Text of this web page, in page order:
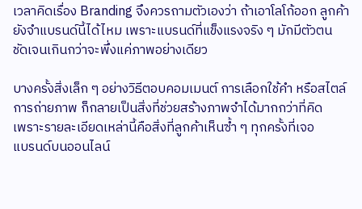
เวลาคิดเรื่อง Branding จึงควรถามตัวเองว่า ถ้าเอาโลโก้ออก ลูกค้า
ยังจำแบรนด์นี้ได้ไหม เพราะแบรนด์ที่แข็งแรงจริง ๆ มักมีตัวตน
ชัดเจนเกินกว่าจะพึ่งแค่ภาพอย่างเดียว
บางครั้งสิ่งเล็ก ๆ อย่างวิธีตอบคอมเมนต์ การเลือกใช้คำ หรือสไตล์
การถ่ายภาพ ก็กลายเป็นสิ่งที่ช่วยสร้างภาพจำได้มากกว่าที่คิด
เพราะรายละเอียดเหล่านี้คือสิ่งที่ลูกค้าเห็นซ้ำ ๆ ทุกครั้งที่เจอ
แบรนด์บนออนไลน์